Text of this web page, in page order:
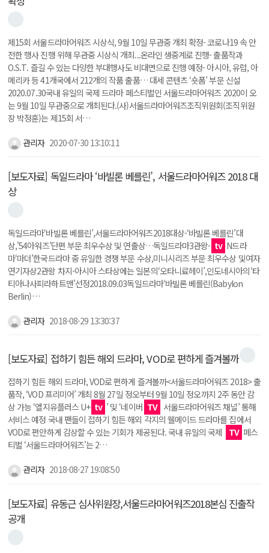
제15회 서울드라마어워즈 시상식, 9월 10일 무관중 개최 확정- 코로나19 속 안
전한 행사 진행 위해 무관중 시상식 개최...온라인 생중계로 진행- 출품작과
O.S.T. 즐길 수 있는 다양한 부대행사도 비대면으로 진행 예정- 아시아, 유럽, 아
메리카 등 41개국에서 212개의 작품 출품… 대세 콘텐츠 ‘숏폼’ 부문 신설
2020.07.30국내 유일의 국제 드라마 페스티벌인 서울드라마어워즈 2020이 오
는 9월 10일 무관중으로 개최된다.(사)서울드라마어워즈조직위원회(조직위원
장 박정훈)는 제15회 서…
관리자 2020-07-30 13:10:11
[보도자료] 독일드라마 ‘바빌론 베를린’, 서울드라마어워즈 2018 대
상
독일드라마‘바빌론 베를린’,서울드라마어워즈2018대상-‘바빌론 베를린’대
상,’54아워즈’단편 부문 최우수상 및 연출상…독일드라마3관왕- tv N드라
마‘마더’한국드라마 중 유일한 경쟁 부문 수상,미니시리즈 부문 최우수상 및여자
연기자상2관왕 차지-아시아 스타상에는 일본의‘오타니료헤이’,인도네시아의‘타
티아나사피라하트맨’선정2018.09.03독일드라마‘바빌론 베를린(Babylon
Berlin)…
관리자 2018-08-29 13:30:37
[보도자료] 접하기 힘든 해외 드라마, VOD로 편하게 즐겨볼까
접하기 힘든 해외 드라마, VOD로 편하게 즐겨볼까<서울드라마어워즈 2018> 출
품작, ‘VOD 프리미어’ 개최 8월 27일 정오부터 9월 10일 정오까지 2주 동안 감
상 가능 ‘엘지유플러스 U+ tv ’ 및 ‘네이버 TV 서울드라마어워즈 채널’ 통해
서비스 예정 국내 팬들이 접하기 힘든 해외 각지의 웰메이드 드라마를 집에서
VOD로 편안하게 감상할 수 있는 기회가 제공된다. 국내 유일의 국제
TV 페스
티벌 ‘서울드라마어워즈’는 2…
관리자 2018-08-27 19:08:50
[보도자료] 유동근 심사위원장,서울드라마어워즈2018본심 진출작
공개